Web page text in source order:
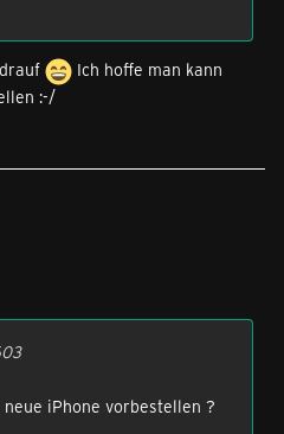
Ich hoffe man kann
:-/
iPhone vorbestellen ?